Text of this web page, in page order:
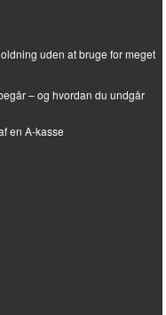
uden at bruge for meget
– og hvordan du undgår
en A-kasse